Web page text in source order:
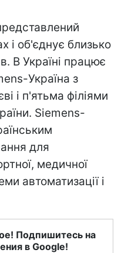
і об'єднує близько
В Україні працює
Україна з
і п'ятьма філіями
Siemens-
для
медичної
автоматизації і
Подпишитесь на
в Google!